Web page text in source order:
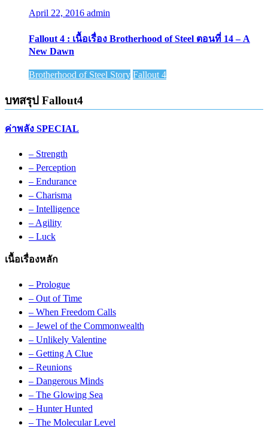
April 22, 2016 admin
Fallout 4 : เนื้อเรื่อง Brotherhood of Steel ตอนที่ 14 – A
New Dawn
Brotherhood of Steel Story Fallout 4
บทสรุป Fallout4
ค่าพลัง SPECIAL
– Strength
– Perception
– Endurance
– Charisma
– Intelligence
– Agility
– Luck
เนื้อเรื่องหลัก
– Prologue
– Out of Time
– When Freedom Calls
– Jewel of the Commonwealth
– Unlikely Valentine
– Getting A Clue
– Reunions
– Dangerous Minds
– The Glowing Sea
– Hunter Hunted
– The Molecular Level